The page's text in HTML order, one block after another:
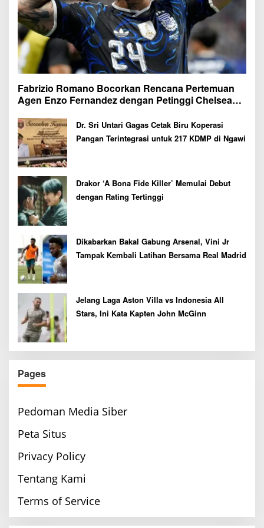
Fabrizio Romano Bocorkan Rencana Pertemuan
Agen Enzo Fernandez dengan Petinggi Chelsea
Dr. Sri Untari Gagas Cetak Biru Koperasi
Pangan Terintegrasi untuk 217 KDMP di Ngawi
Drakor ‘A Bona Fide Killer’ Memulai Debut
dengan Rating Tertinggi
Dikabarkan Bakal Gabung Arsenal, Vini Jr
Tampak Kembali Latihan Bersama Real Madrid
Jelang Laga Aston Villa vs Indonesia All
Stars, Ini Kata Kapten John McGinn
Pages
Pedoman Media Siber
Peta Situs
Privacy Policy
Tentang Kami
Terms of Service